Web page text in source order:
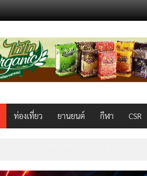
ท่องเที่ยว ยานยนต์ กีฬา CSR